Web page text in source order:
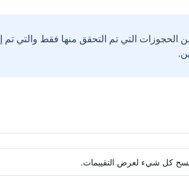
الحجوزات التي تم التحقق منها فقط والتي
مسح كل شيء لعرض التقييمات.